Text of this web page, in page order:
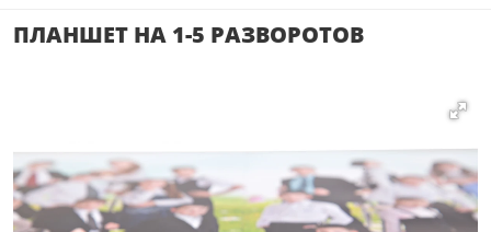
ПЛАНШЕТ НА 1-5 РАЗВОРОТОВ